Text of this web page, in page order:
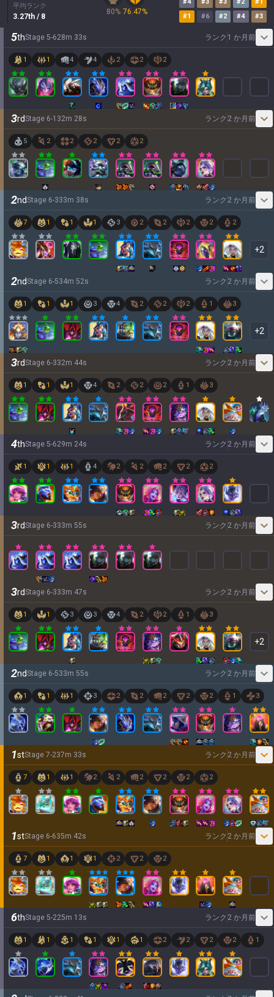
平均ランク
3.27th / 8
80% 76.47%
#1 #6 #2 #4 #3
5thStage 5-628m 33s ランク 1 か月前
1 1 4 4 2 2 2
3rdStage 6-1 32m 28s ランク 2 か月前
5 2 2 2 2 2
2ndStage 6-333m 38s ランク 2 か月前
7 1 1 1 3 2 2 2 2 2
+2
2ndStage 6-534m 52s ランク 2 か月前
1 1 1 3 4 2 2 2 1 3
+2
3rdStage 6-332m 44s ランク 2 か月前
1 1 1 4 2 2 2 1 3
4thStage 5-629m 24s ランク 2 か月前
1 1 1 4 2 2 2 2 2
3rdStage 6-333m 55s ランク 2 か月前
3rdStage 6-333m 47s ランク 2 か月前
1 1 3 3 4 2 2 1 3
+2
2ndStage 6-533m 55s ランク 2 か月前
1 1 1 3 2 2 2 2 2 1 3
1stStage 7-237m 33s ランク 2 か月前
7 1 1 2 2 2 2 2 2
1stStage 6-635m 42s ランク 2 か月前
7 1 1 1 2 2 2
6thStage 5-225m 13s ランク 2 か月前
1 1 1 1 1 1 2 2 2 2 1